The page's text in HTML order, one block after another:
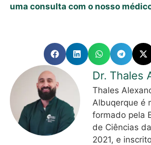
uma consulta com o nosso
Dr. Thales
Thales
Albuqerque é
formado pela
de Ciências
2021, e